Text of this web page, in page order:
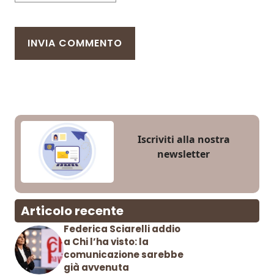
Iscriviti alla nostra
newsletter
Articolo recente
Federica Sciarelli addio
a Chi l’ha visto: la
comunicazione sarebbe
già avvenuta